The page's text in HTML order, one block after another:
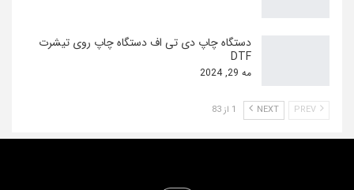
دستگاه چاپ دی تی اف دستگاه چاپ روی تیشرت
DTF
مه 29, 2024
NEXT 1 از 83